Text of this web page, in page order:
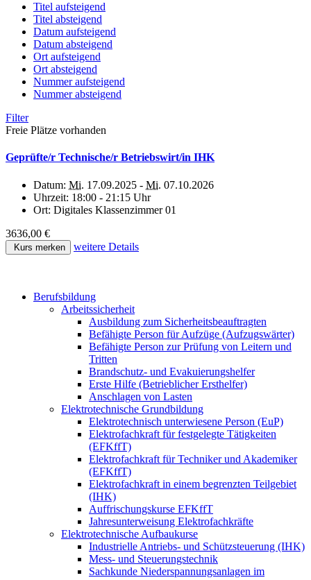
Titel aufsteigend
Titel absteigend
Datum aufsteigend
Datum absteigend
Ort aufsteigend
Ort absteigend
Nummer aufsteigend
Nummer absteigend
Filter
Freie Plätze vorhanden
Geprüfte/r Technische/r Betriebswirt/in IHK
Datum: Mi. 17.09.2025 - Mi. 07.10.2026
Uhrzeit: 18:00 - 21:15 Uhr
Ort: Digitales Klassenzimmer 01
3636,00 €
Kurs merken weitere Details
Berufsbildung
Arbeitssicherheit
Ausbildung zum Sicherheitsbeauftragten
Befähigte Person für Aufzüge (Aufzugswärter)
Befähigte Person zur Prüfung von Leitern und
Tritten
Brandschutz- und Evakuierungshelfer
Erste Hilfe (Betrieblicher Ersthelfer)
Anschlagen von Lasten
Elektrotechnische Grundbildung
Elektrotechnisch unterwiesene Person (EuP)
Elektrofachkraft für festgelegte Tätigkeiten
(EFKffT)
Elektrofachkraft für Techniker und Akademiker
(EFKffT)
Elektrofachkraft in einem begrenzten Teilgebiet
(IHK)
Auffrischungskurse EFKffT
Jahresunterweisung Elektrofachkräfte
Elektrotechnische Aufbaukurse
Industrielle Antriebs- und Schützsteuerung (IHK)
Mess- und Steuerungstechnik
Sachkunde Niederspannungsanlagen im